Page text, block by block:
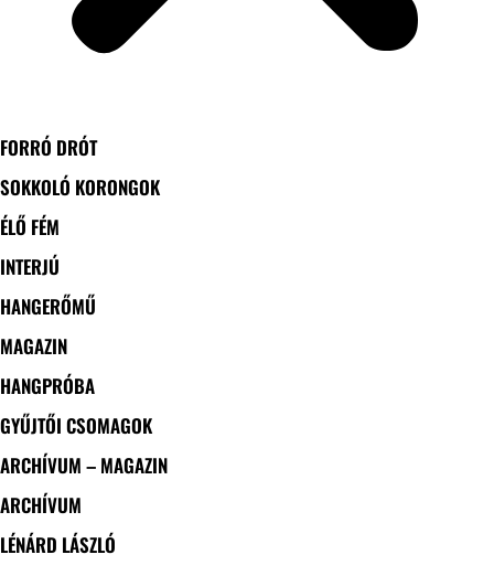
FORRÓ DRÓT
SOKKOLÓ KORONGOK
ÉLŐ FÉM
INTERJÚ
HANGERŐMŰ
MAGAZIN
HANGPRÓBA
GYŰJTŐI CSOMAGOK
ARCHÍVUM – MAGAZIN
ARCHÍVUM
LÉNÁRD LÁSZLÓ